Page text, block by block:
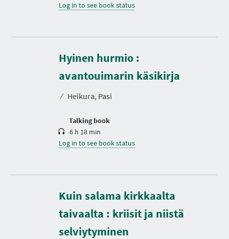
Log in to see book status
Hyinen hurmio :
avantouimarin käsikirja
⁄ Heikura, Pasi
Talking book
D
u
r
a
i
6 h 18 min
Log in to see book status
Kuin salama kirkkaalta
taivaalta : kriisit ja niistä
selviytyminen
D
u
r
a